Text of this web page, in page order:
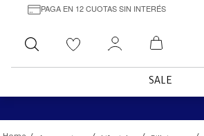
PAGA EN 12 CUOTAS SIN INTERÉS
Buscar
SALE